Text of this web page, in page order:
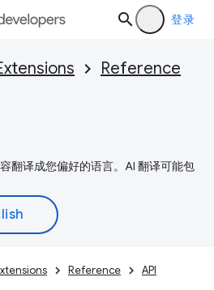
登录
Reference
翻译成您偏好的语言。AI 翻译可能包
Reference API